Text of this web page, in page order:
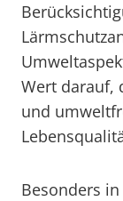
Wert darauf,
und
Besonders